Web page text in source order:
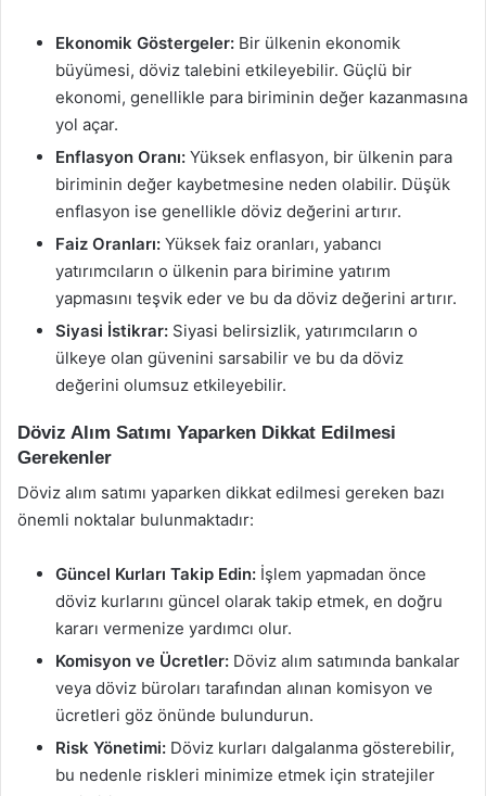
Ekonomik Göstergeler: Bir ülkenin ekonomik
büyümesi, döviz talebini etkileyebilir. Güçlü bir
ekonomi, genellikle para biriminin değer kazanmasına
yol açar.
Enflasyon Oranı: Yüksek enflasyon, bir ülkenin para
biriminin değer kaybetmesine neden olabilir. Düşük
enflasyon ise genellikle döviz değerini artırır.
Faiz Oranları: Yüksek faiz oranları, yabancı
yatırımcıların o ülkenin para birimine yatırım
yapmasını teşvik eder ve bu da döviz değerini artırır.
Siyasi İstikrar: Siyasi belirsizlik, yatırımcıların o
ülkeye olan güvenini sarsabilir ve bu da döviz
değerini olumsuz etkileyebilir.
Döviz Alım Satımı Yaparken Dikkat Edilmesi
Gerekenler
Döviz alım satımı yaparken dikkat edilmesi gereken bazı
önemli noktalar bulunmaktadır:
Güncel Kurları Takip Edin: İşlem yapmadan önce
döviz kurlarını güncel olarak takip etmek, en doğru
kararı vermenize yardımcı olur.
Komisyon ve Ücretler: Döviz alım satımında bankalar
veya döviz büroları tarafından alınan komisyon ve
ücretleri göz önünde bulundurun.
Risk Yönetimi: Döviz kurları dalgalanma gösterebilir,
bu nedenle riskleri minimize etmek için stratejiler